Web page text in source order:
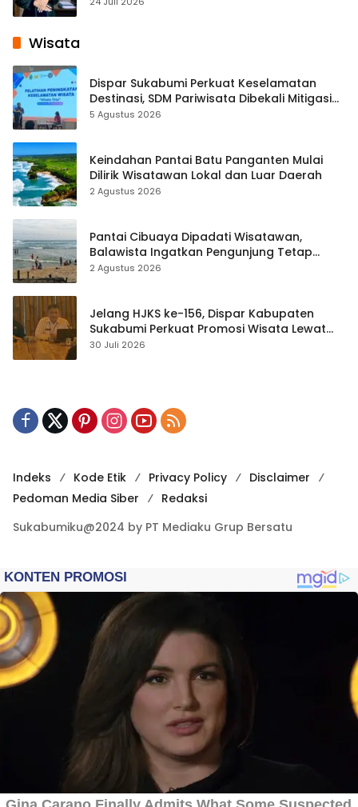
Wisata
Dispar Sukabumi Perkuat Keselamatan
Destinasi, SDM Pariwisata Dibekali Mitigasi
hingga Teknik Evakuasi
5 Agustus 2026
Keindahan Pantai Batu Panganten Mulai
Dilirik Wisatawan Lokal dan Luar Daerah
2 Agustus 2026
Pantai Cibuaya Dipadati Wisatawan,
Balawista Ingatkan Pengunjung Tetap
Waspada
2 Agustus 2026
Jelang HJKS ke-156, Dispar Kabupaten
Sukabumi Perkuat Promosi Wisata Lewat
Publikasi Digital
30 Juli 2026
Indeks Kode Etik Privacy Policy
Disclaimer
Pedoman Media Siber
Redaksi
Sukabumiku@2024 by PT Mediaku Grup Bersatu